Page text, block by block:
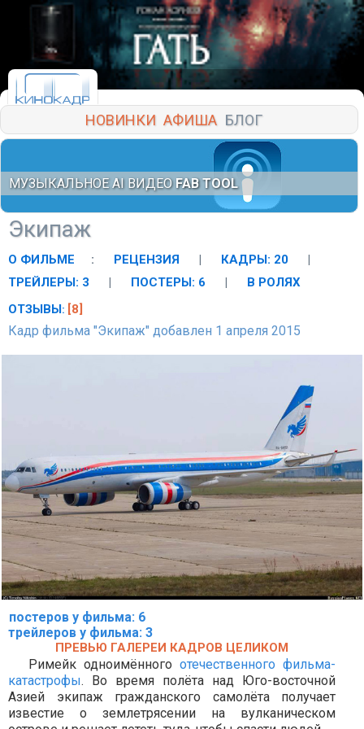
НОВИНКИ АФИША БЛОГ
МУЗЫКАЛЬНОЕ AI ВИДЕО FAB TOOL
Экипаж
О ФИЛЬМЕ : РЕЦЕНЗИЯ | КАДРЫ: 20
|
ТРЕЙЛЕРЫ: 3
| ПОСТЕРЫ: 6 |
В РОЛЯХ
ОТЗЫВЫ: [8]
Кадр фильма "Экипаж" добавлен 1 апреля 2015
постеров у фильма: 6
трейлеров у фильма: 3
ПРЕВЬЮ ГАЛЕРЕИ КАДРОВ ЦЕЛИКОМ
Римейк одноимённогоотечественного фильма-
катастрофы. Во время полёта над Юго-восточной
Азией экипаж гражданского самолёта получает
известие о землетрясении на вулканическом